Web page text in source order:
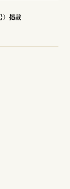
）掲載